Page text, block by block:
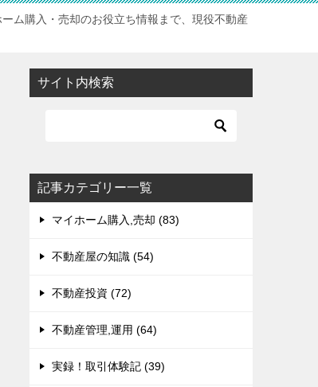
ム購入・売却のお役立ち情報まで、現役不動産
サイト内検索
記事カテゴリー一覧
マイホーム購入,売却 (83)
不動産屋の知識 (54)
不動産投資 (72)
不動産管理,運用 (64)
実録！取引体験記 (39)